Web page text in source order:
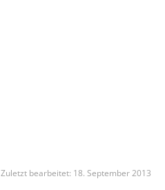
Zuletzt bearbeitet: 18. September 2013